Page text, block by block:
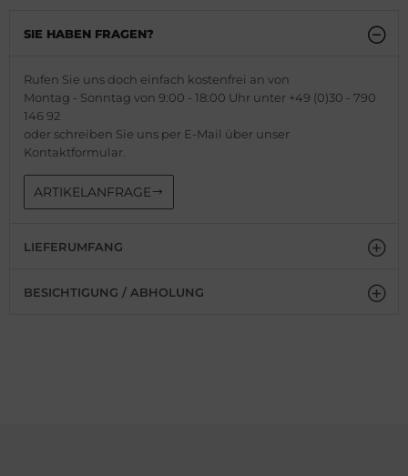
SIE HABEN FRAGEN?
Rufen Sie uns doch einfach kostenfrei an von
Montag - Sonntag von 9:00 - 18:00 Uhr unter +49 (0)30 - 790
146 92
oder schreiben Sie uns per E-Mail über unser
Kontaktformular.
ARTIKELANFRAGE
LIEFERUMFANG
BESICHTIGUNG / ABHOLUNG